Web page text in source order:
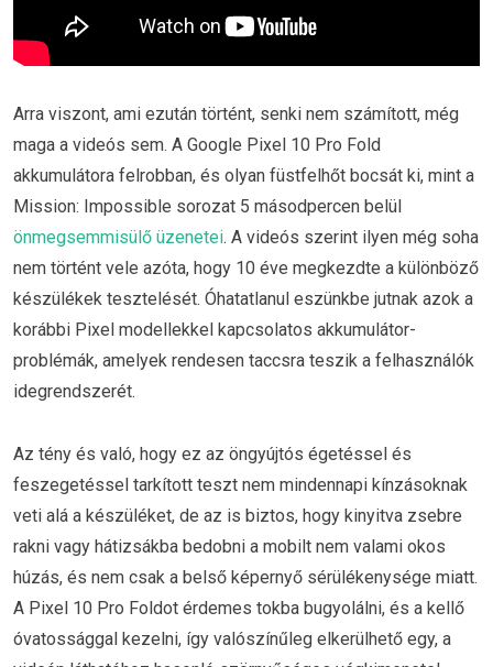
Arra viszont, ami ezután történt, senki nem számított, még
maga a videós sem. A Google Pixel 10 Pro Fold
akkumulátora felrobban, és olyan füstfelhőt bocsát ki, mint a
Mission: Impossible sorozat 5 másodpercen belül
önmegsemmisülő üzenetei. A videós szerint ilyen még soha
nem történt vele azóta, hogy 10 éve megkezdte a különböző
készülékek tesztelését. Óhatatlanul eszünkbe jutnak azok a
korábbi Pixel modellekkel kapcsolatos akkumulátor-
problémák, amelyek rendesen taccsra teszik a felhasználók
idegrendszerét.
Az tény és való, hogy ez az öngyújtós égetéssel és
feszegetéssel tarkított teszt nem mindennapi kínzásoknak
veti alá a készüléket, de az is biztos, hogy kinyitva zsebre
rakni vagy hátizsákba bedobni a mobilt nem valami okos
húzás, és nem csak a belső képernyő sérülékenysége miatt.
A Pixel 10 Pro Foldot érdemes tokba bugyolálni, és a kellő
óvatossággal kezelni, így valószínűleg elkerülhető egy, a